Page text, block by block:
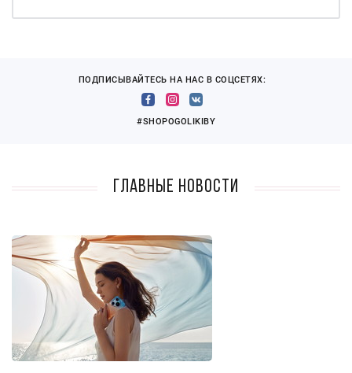
ПОДПИСЫВАЙТЕСЬ НА НАС В СОЦСЕТЯХ:
#SHOPOGOLIKIBY
Главные новости